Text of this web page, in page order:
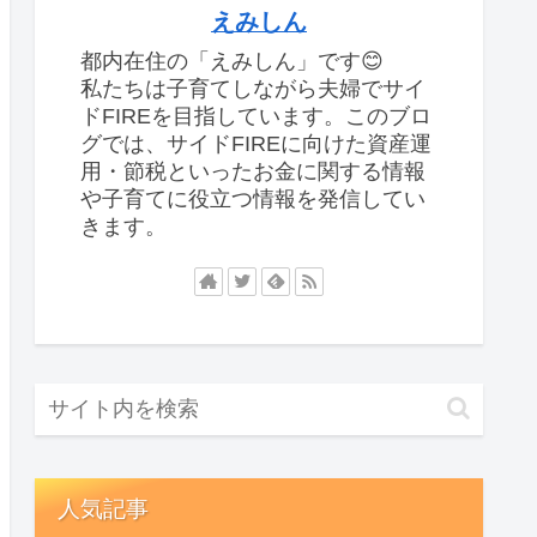
えみしん
都内在住の「えみしん」です😊
私たちは子育てしながら夫婦でサイ
ドFIREを目指しています。このブロ
グでは、サイドFIREに向けた資産運
用・節税といったお金に関する情報
や子育てに役立つ情報を発信してい
きます。
人気記事